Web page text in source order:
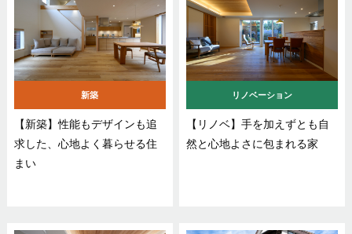
新築
【新築】性能もデザインも追
求した、心地よく暮らせる住
まい
リノベーション
【リノベ】手を加えずとも自
然と心地よさに包まれる家